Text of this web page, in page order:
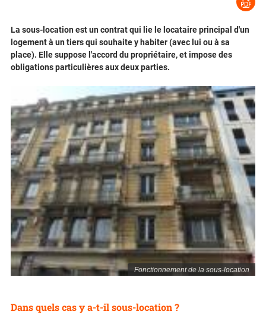
Fonctionnement de la sous-location
La sous-location est un contrat qui lie le locataire principal d'un
logement à un tiers qui souhaite y habiter (avec lui ou à sa
place). Elle suppose l'accord du propriétaire, et impose des
obligations particulières aux deux parties.
Dans quels cas y a-t-il sous-location ?